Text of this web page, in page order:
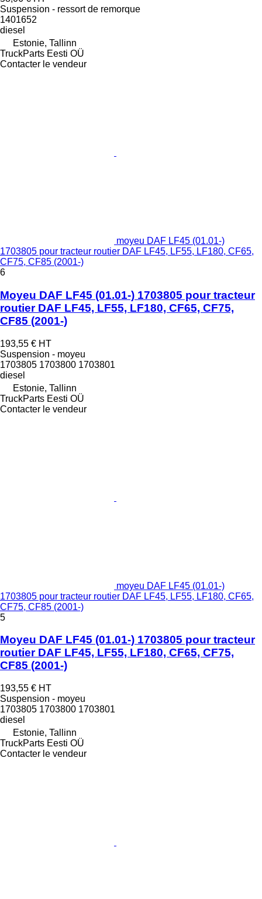
Suspension - ressort de remorque
1401652
diesel
Estonie, Tallinn
TruckParts Eesti OÜ
Contacter le vendeur
moyeu DAF LF45 (01.01-)
1703805 pour tracteur routier DAF LF45, LF55, LF180, CF65,
CF75, CF85 (2001-)
6
Moyeu DAF LF45 (01.01-) 1703805 pour tracteur
routier DAF LF45, LF55, LF180, CF65, CF75,
CF85 (2001-)
193,55 € HT
Suspension - moyeu
1703805 1703800 1703801
diesel
Estonie, Tallinn
TruckParts Eesti OÜ
Contacter le vendeur
moyeu DAF LF45 (01.01-)
1703805 pour tracteur routier DAF LF45, LF55, LF180, CF65,
CF75, CF85 (2001-)
5
Moyeu DAF LF45 (01.01-) 1703805 pour tracteur
routier DAF LF45, LF55, LF180, CF65, CF75,
CF85 (2001-)
193,55 € HT
Suspension - moyeu
1703805 1703800 1703801
diesel
Estonie, Tallinn
TruckParts Eesti OÜ
Contacter le vendeur